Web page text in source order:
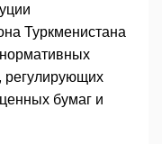
Туркменистана
регулирующих
бумаг и